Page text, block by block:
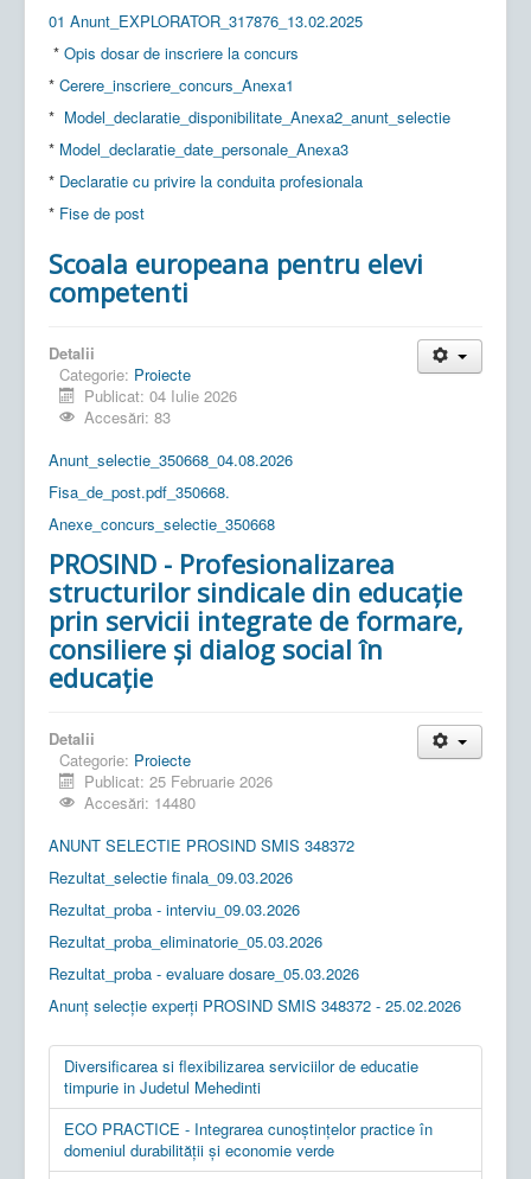
01 Anunt_EXPLORATOR_317876_13.02.2025
* Opis dosar de inscriere la concurs
* Cerere_inscriere_concurs_Anexa1
* Model_declaratie_disponibilitate_Anexa2_anunt_selectie
* Model_declaratie_date_personale_Anexa3
* Declaratie cu privire la conduita profesionala
* Fise de post
Scoala europeana pentru elevi
competenti
Detalii
Categorie: Proiecte
Publicat: 04 Iulie 2026
Accesări: 83
Anunt_selectie_350668_04.08.2026
Fisa_de_post.pdf_350668.
Anexe_concurs_selectie_350668
PROSIND - Profesionalizarea
structurilor sindicale din educație
prin servicii integrate de formare,
consiliere și dialog social în
educație
Detalii
Categorie: Proiecte
Publicat: 25 Februarie 2026
Accesări: 14480
ANUNT SELECTIE PROSIND SMIS 348372
Rezultat_selectie finala_09.03.2026
Rezultat_proba - interviu_09.03.2026
Rezultat_proba_eliminatorie_05.03.2026
Rezultat_proba - evaluare dosare_05.03.2026
Anunț selecție experți PROSIND SMIS 348372 - 25.02.2026
Diversificarea si flexibilizarea serviciilor de educatie
timpurie in Judetul Mehedinti
ECO PRACTICE - Integrarea cunoștințelor practice în
domeniul durabilității și economie verde